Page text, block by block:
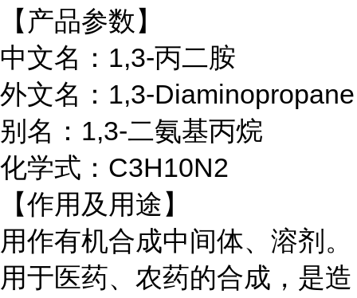
【产品参数】
中文名：1,3-丙二胺
外文名：1,3-Diaminopropane
别名：1,3-二氨基丙烷
化学式：C3H10N2
【作用及用途】
用作有机合成中间体、溶剂。
用于医药、农药的合成，是造